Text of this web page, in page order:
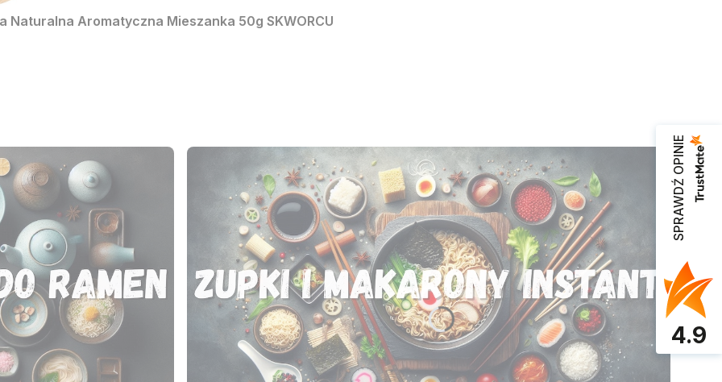
Naturalna Aromatyczna Mieszanka 50g SKWORCU
SPRAWDŹ OPINIE
4.9